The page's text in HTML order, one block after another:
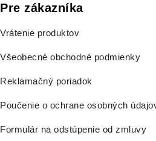
Pre zákazníka
Vrátenie produktov
Všeobecné obchodné podmienky
Reklamačný poriadok
Poučenie o ochrane osobných
Formulár na odstúpenie od zmluvy